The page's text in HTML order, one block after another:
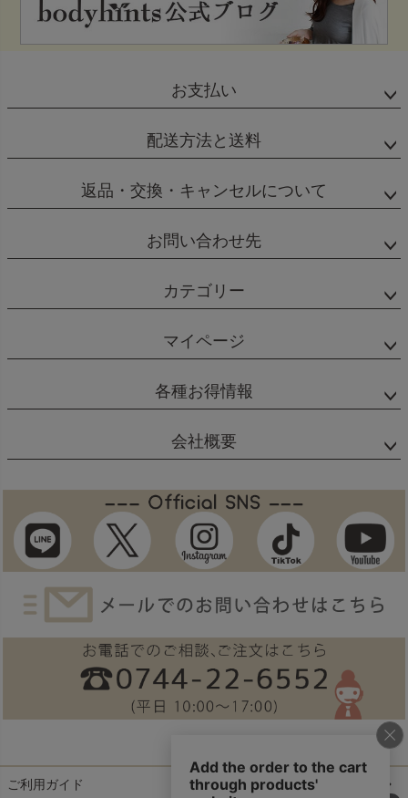
お支払い
配送方法と送料
返品・交換・キャンセルについて
お問い合わせ先
カテゴリー
マイページ
各種お得情報
会社概要
ご利用ガイド